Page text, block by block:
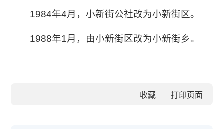
1984年4月，小新街公社改为小新街区。
1988年1月，由小新街区改为小新街乡。
收藏